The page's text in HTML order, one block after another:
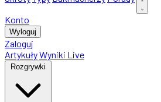
Konto
Wyloguj
Zaloguj
ArtykułyWyniki Live
Rozgrywki